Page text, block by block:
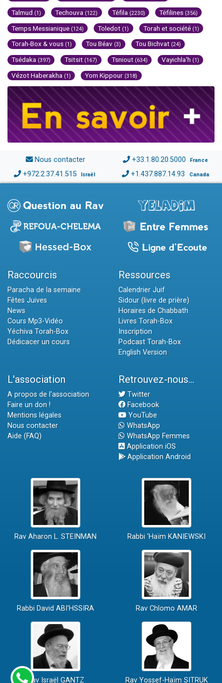
Talmud (1) Techouva (122) Téfila (2230) Téfilines (356)
Temps Messianique (124) Toledot (1) Torah et société (1)
Torah-Box & vous (1) Tou Béav (3) Tou Bichvat (24)
Tsédaka (397) Tsitsit (167) Tsniout (634) Vayichla'h (1)
Vézot Haberakha (1) Yom Kippour (318)
Nous contacter +33.1.80.20.5000 France
+972.2.37.41.515 Israël +1.437.887.14.93 Canada
Raccourcis
Paracha de la semaine
Fêtes Juives
News
Cours Mp3-Vidéo
Yéchiva Torah-Box
Dédicacer un cours
Ressources
Calendrier Juif
Sidour (livre de prière)
Horaires de Chabbath
Livres Torah-Box
Inscription
Podcast Torah-Box
English Version
L'association
A propos de l'association
Faire un don !
Mentions légales
Nous contacter
Aide (FAQ)
Retrouvez-nous...
Twitter
Facebook
YouTube
WhatsApp
WhatsApp Femmes
Application iOS
Application Android
Rav Aharon L. STEINMAN Rabbi 'Haïm KANIEWSKI
Rabbi David ABI'HSSIRA Rav Chlomo AMAR
Rav Israël GANTZ Rav Yossef-Haïm SITRUK